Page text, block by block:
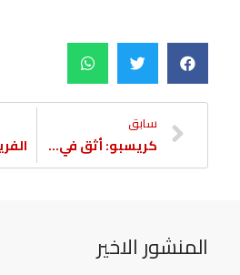
سابق
كريسبو: أثق في لاعبي الفريق وأفتقد ادميلسون
المنشور الاخير